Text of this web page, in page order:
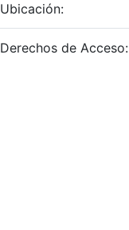
Ubicación:
Derechos de Acceso: